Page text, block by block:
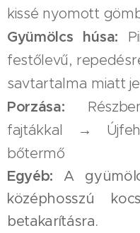
kissé nyomott
Gyümölcs húsa:
festőlevű,
savtartalma miatt
Porzása:
fajtákkal →
bőtermő
Egyéb: A
középhosszú
betakarításra.